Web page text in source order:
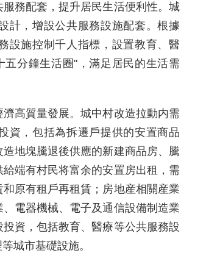
務配套，提升居民生活便利性。城
計，增設公共服務設施配套。根據
設施控制千人指標，設置教育、醫
分鐘生活圈"，滿足居民的生活需
高質量發展。城中村改造拉動内需
資，包括為拆遷戶提供的安置商品
地塊騰退後供應的新建商品房、騰
端有村民将富余的安置房出租，需
原有租戶再租賃；房地産相關産業
電器機械、電子及通信設備制造業
資，包括教育、醫療等公共服務設
城市基礎設施。